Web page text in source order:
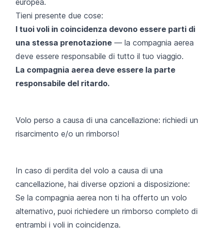
Tieni presente due cose:
I tuoi voli in coincidenza devono essere parti di
una stessa prenotazione — la compagnia aerea
deve essere responsabile di tutto il tuo viaggio.
La compagnia aerea deve essere la parte
responsabile del ritardo.
Volo perso a causa di una cancellazione: richiedi un
risarcimento e/o un rimborso!
In caso di perdita del volo a causa di una
cancellazione, hai diverse opzioni a disposizione:
Se la compagnia aerea non ti ha offerto un volo
alternativo, puoi richiedere un rimborso completo di
entrambi i voli in coincidenza.